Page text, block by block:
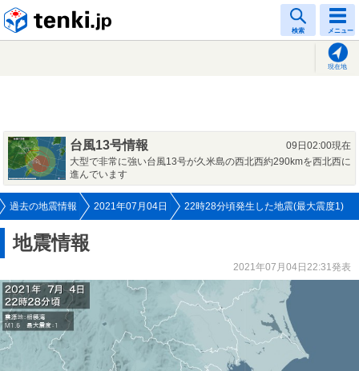
検索 メニュー
現在地
台風13号情報
09日02:00現在
大型で非常に強い台風13号が久米島の西北西約290kmを西北西に
進んでいます
過去の地震情報 2021年07月04日 22時28分頃発生した地震(最大震度1)
地震情報
2021年07月04日22:31発表